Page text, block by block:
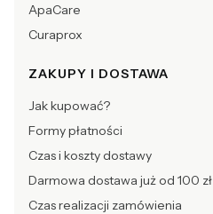
ApaCare
Curaprox
ZAKUPY I DOSTAWA
Jak kupować?
Formy płatności
Czas i koszty dostawy
Darmowa dostawa już od 100 zł
Czas realizacji zamówienia